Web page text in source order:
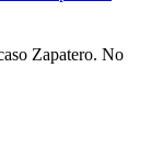
Zapatero. No